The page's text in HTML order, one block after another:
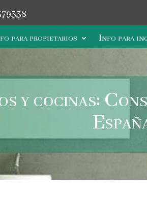
para propietarios Info para
y cocinas: